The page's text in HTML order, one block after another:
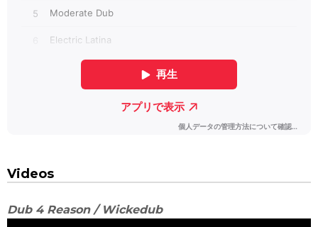
Videos
Dub 4 Reason / Wickedub